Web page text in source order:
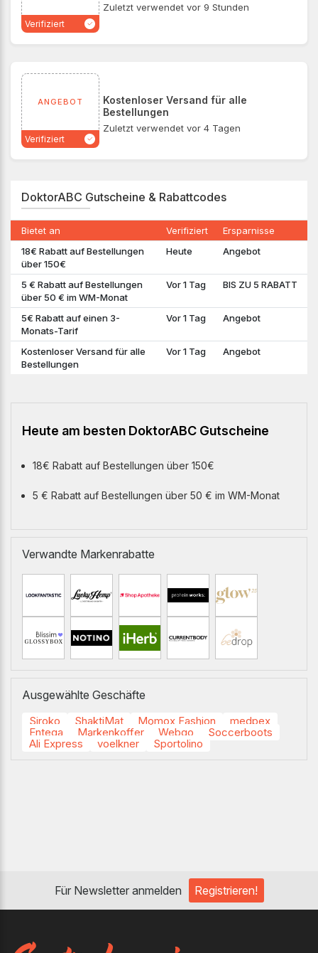
Verifiziert
Zuletzt verwendet vor 9 Stunden
ANGEBOT
Verifiziert
Kostenloser Versand für alle
Bestellungen
Zuletzt verwendet vor 4 Tagen
DoktorABC Gutscheine & Rabattcodes
Bietet an Verifiziert
Ersparnisse
18€ Rabatt auf Bestellungen
über 150€
Heute Angebot
5 € Rabatt auf Bestellungen
über 50 € im WM-Monat
Vor 1 Tag BIS ZU 5 RABATT
5€ Rabatt auf einen 3-
Monats-Tarif
Vor 1 Tag Angebot
Kostenloser Versand für alle
Bestellungen
Vor 1 Tag Angebot
Heute am besten DoktorABC Gutscheine
18€ Rabatt auf Bestellungen über 150€
5 € Rabatt auf Bestellungen über 50 € im WM-Monat
Verwandte Markenrabatte
Ausgewählte Geschäfte
Siroko ShaktiMat Momox Fashion
medpex
Entega
Markenkoffer Webgo
Soccerboots
Ali Express
voelkner Sportolino
Für Newsletter anmelden Registrieren!